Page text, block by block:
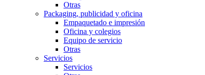
Otras
Packaging, publicidad y oficina
Empaquetado e impresión
Oficina y colegios
Equipo de servicio
Otras
Servicios
Servicios